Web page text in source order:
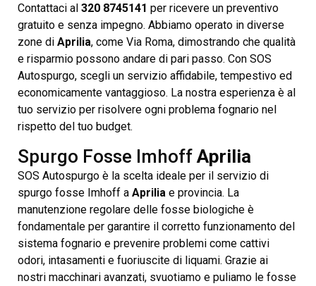
Contattaci al 320 8745141 per ricevere un preventivo
gratuito e senza impegno. Abbiamo operato in diverse
zone di Aprilia, come Via Roma, dimostrando che qualità
e risparmio possono andare di pari passo. Con SOS
Autospurgo, scegli un servizio affidabile, tempestivo ed
economicamente vantaggioso. La nostra esperienza è al
tuo servizio per risolvere ogni problema fognario nel
rispetto del tuo budget.
Spurgo Fosse Imhoff Aprilia
SOS Autospurgo è la scelta ideale per il servizio di
spurgo fosse Imhoff a Aprilia e provincia. La
manutenzione regolare delle fosse biologiche è
fondamentale per garantire il corretto funzionamento del
sistema fognario e prevenire problemi come cattivi
odori, intasamenti e fuoriuscite di liquami. Grazie ai
nostri macchinari avanzati, svuotiamo e puliamo le fosse